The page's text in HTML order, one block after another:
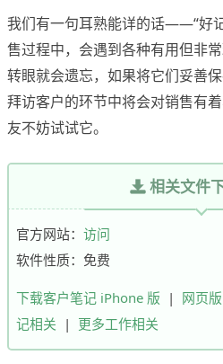
我们有一句耳熟能详的话——“好
售过程中，会遇到各种有用但非
转眼就会遗忘，如果将它们妥善
拜访客户的环节中将会对销售有
友不妨试试它。
相关文件
官方网站： 访问
软件性质：免费
下载客户笔记 iPhone 版 | 网页版
记相关 | 更多工作相关